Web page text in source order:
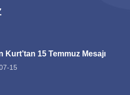
Kurt’tan 15 Temmuz Mesajı
15